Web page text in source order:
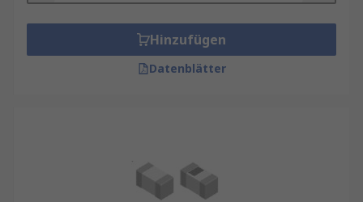
Hinzufügen
Datenblätter